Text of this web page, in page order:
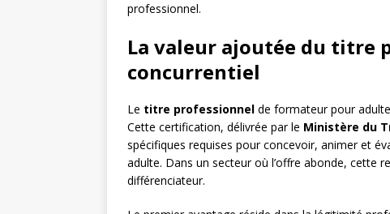
professionnel.
La valeur ajoutée du titre
concurrentiel
Le titre professionnel de formateur pour
Cette certification, délivrée par le Ministère du
spécifiques requises pour concevoir, animer et
adulte. Dans un secteur où l’offre abonde, cette
différenciateur.